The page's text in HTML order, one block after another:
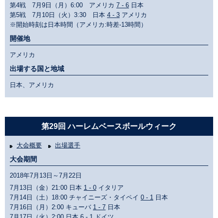
第4戦 7月9日（月）6:00 アメリカ 7 - 6 日本
第5戦 7月10日（火）3:30 日本 4 - 3 アメリカ
※開始時刻は日本時間（アメリカ:時差-13時間）
開催地
アメリカ
出場する国と地域
日本、アメリカ
第29回 ハーレムベースボールウィーク
大会概要 出場選手
大会期間
2018年7月13日～7月22日
7月13日（金）21:00 日本 1 - 0 イタリア
7月14日（土）18:00 チャイニーズ・タイペイ 0 - 1 日本
7月16日（月）2:00 キューバ 1 - 7 日本